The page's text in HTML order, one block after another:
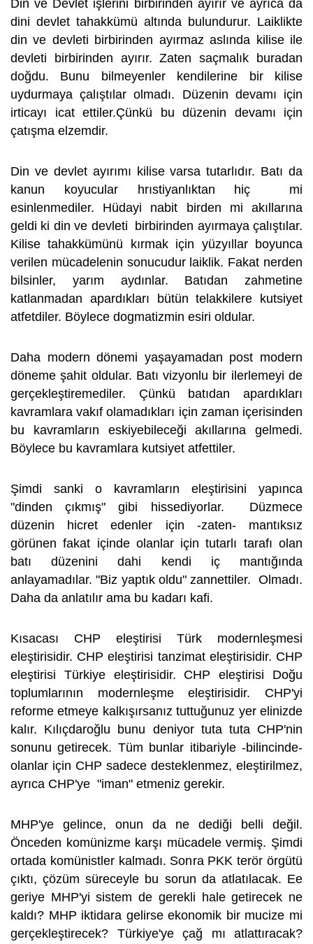
Din ve Devlet işlerini birbirinden ayırır ve ayrıca da
dini devlet tahakkümü altında bulundurur. Laiklikte
din ve devleti birbirinden ayırmaz aslında kilise ile
devleti birbirinden ayırır. Zaten saçmalık buradan
doğdu. Bunu bilmeyenler kendilerine bir kilise
uydurmaya çalıştılar olmadı. Düzenin devamı için
irticayı icat ettiler.Çünkü bu düzenin devamı için
çatışma elzemdir.
Din ve devlet ayırımı kilise varsa tutarlıdır. Batı da
kanun koyucular hrıstiyanlıktan hiç mi
esinlenmediler. Hüdayi nabit birden mi akıllarına
geldi ki din ve devleti birbirinden ayırmaya çalıştılar.
Kilise tahakkümünü kırmak için yüzyıllar boyunca
verilen mücadelenin sonucudur laiklik. Fakat nerden
bilsinler, yarım aydınlar. Batıdan zahmetine
katlanmadan apardıkları bütün telakkilere kutsiyet
atfetdiler. Böylece dogmatizmin esiri oldular.
Daha modern dönemi yaşayamadan post modern
döneme şahit oldular. Batı vizyonlu bir ilerlemeyi de
gerçekleştiremediler. Çünkü batıdan apardıkları
kavramlara vakıf olamadıkları için zaman içerisinden
bu kavramların eskiyebileceği akıllarına gelmedi.
Böylece bu kavramlara kutsiyet atfettiler.
Şimdi sanki o kavramların eleştirisini yapınca
"dinden çıkmış" gibi hissediyorlar. Düzmece
düzenin hicret edenler için -zaten- mantıksız
görünen fakat içinde olanlar için tutarlı tarafı olan
batı düzenini dahi kendi iç mantığında
anlayamadılar. "Biz yaptık oldu" zannettiler. Olmadı.
Daha da anlatılır ama bu kadarı kafi.
Kısacası CHP eleştirisi Türk modernleşmesi
eleştirisidir. CHP eleştirisi tanzimat eleştirisidir. CHP
eleştirisi Türkiye eleştirisidir. CHP eleştirisi Doğu
toplumlarının modernleşme eleştirisidir. CHP'yi
reforme etmeye kalkışırsanız tuttuğunuz yer elinizde
kalır. Kılıçdaroğlu bunu deniyor tuta tuta CHP'nin
sonunu getirecek. Tüm bunlar itibariyle -bilincinde-
olanlar için CHP sadece desteklenmez, eleştirilmez,
ayrıca CHP'ye "iman" etmeniz gerekir.
MHP'ye gelince, onun da ne dediği belli değil.
Önceden komünizme karşı mücadele vermiş. Şimdi
ortada komünistler kalmadı. Sonra PKK terör örgütü
çıktı, çözüm süreceyle bu sorun da atlatılacak. Ee
geriye MHP'yi sistem de gerekli hale getirecek ne
kaldı? MHP iktidara gelirse ekonomik bir mucize mi
gerçekleştirecek? Türkiye'ye çağ mı atlattıracak?